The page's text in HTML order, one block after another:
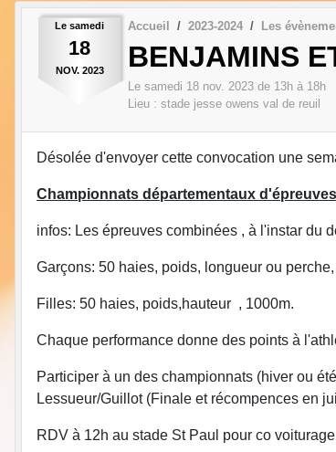
Le samedi
18
NOV. 2023
Accueil 2023-2024 Les
BENJAMINS
Le samedi 18 nov. 2023 de 13h à 18h
Lieu : stade jesse owens val de reuil
Désolée d'envoyer cette convocation une
Championnats départementaux
infos: Les épreuves combinées , à l'instar du
Garçons: 50 haies, poids, longueur ou
Filles: 50 haies, poids,hauteur , 1000m.
Chaque performance donne des points à
Participer à un des championnats (hiver ou
Lessueur/Guillot (Finale et récompences en
RDV à 12h au stade St Paul pour co